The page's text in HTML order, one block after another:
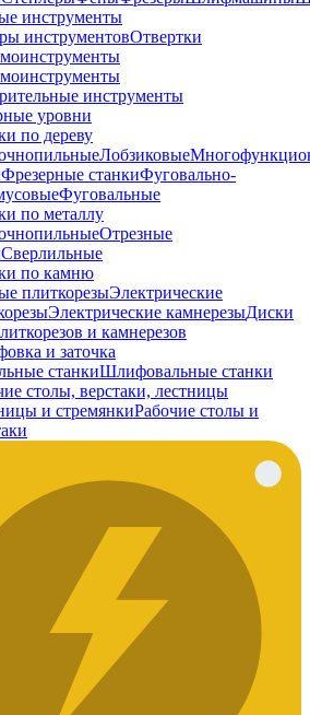
инструменты
инструментовОтвертки
инструменты
уровни
по дереву
Лобзиковые
Фрезерные станкиФуговально-
Фуговальные
по металлу
Отрезные
Сверлильные
по камню
плиткорезыЭлектрические
Электрические камнерезыДиски
и камнерезов
и заточка
станкиШлифовальные станки
столы, верстаки, лестницы
и стремянкиРабочие столы и